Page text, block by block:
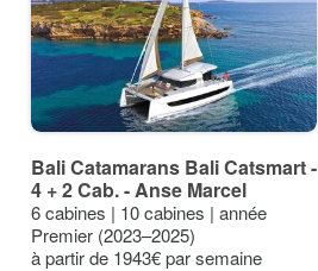
Bali Catamarans Bali Catsmart -
4 + 2 Cab. - Anse Marcel
6 cabines | 10 cabines | année
Premier (2023–2025)
à partir de 1943€ par semaine